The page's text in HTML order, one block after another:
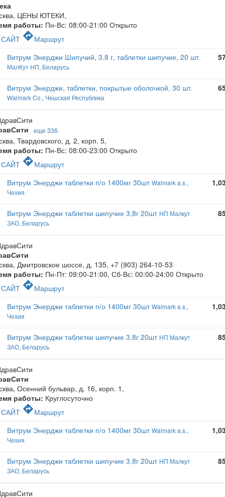
ЦЕНЫ ЮТЕКИ,
работы: Пн-Вс: 08:00-21:00 Открыто
САЙТ directionsМаршрут
Витрум Энерджи Шипучий, 3.8 г, таблетки шипучие, 20 шт.
МалКут НП, Беларусь
Витрум Энерджи, таблетки, покрытые оболочкой, 30 шт.
Walmark Co., Чешская Республика
еще 336
Твардовского, д. 2, корп. 5,
работы: Пн-Вс: 08:00-23:00 Открыто
САЙТ directionsМаршрут
Витрум Энерджи таблетки п/о 1400мг 30штWalmark a.s.,
Чехия
Витрум Энерджи таблетки шипучие 3,8г 20шт НП Малкут
ЗАО, Беларусь
Дмитровское шоссе, д. 135, +7 (903) 264-10-53
работы: Пн-Пт: 09:00-21:00, Сб-Вс: 00:00-24:00 Открыто
САЙТ directionsМаршрут
Витрум Энерджи таблетки п/о 1400мг 30штWalmark a.s.,
Чехия
Витрум Энерджи таблетки шипучие 3,8г 20шт НП Малкут
ЗАО, Беларусь
Осенний бульвар, д. 16, корп. 1,
работы: Круглосуточно
САЙТ directionsМаршрут
Витрум Энерджи таблетки п/о 1400мг 30штWalmark a.s.,
Чехия
Витрум Энерджи таблетки шипучие 3,8г 20шт НП Малкут
ЗАО, Беларусь